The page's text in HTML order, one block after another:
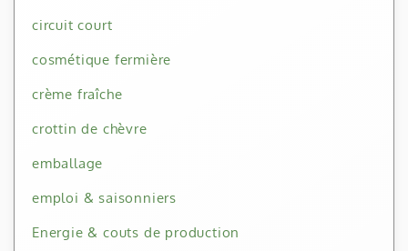
circuit court
cosmétique fermière
crème fraîche
crottin de chèvre
emballage
emploi & saisonniers
Energie & couts de production